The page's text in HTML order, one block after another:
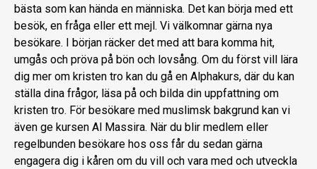
bästa som kan hända en människa. Det kan börja med ett
besök, en fråga eller ett mejl. Vi välkomnar gärna nya
besökare. I början räcker det med att bara komma hit,
umgås och pröva på bön och lovsång. Om du först vill lära
dig mer om kristen tro kan du gå en Alphakurs, där du kan
ställa dina frågor, läsa på och bilda din uppfattning om
kristen tro. För besökare med muslimsk bakgrund kan vi
även ge kursen Al Massira. När du blir medlem eller
regelbunden besökare hos oss får du sedan gärna
engagera dig i kåren om du vill och vara med och utveckla